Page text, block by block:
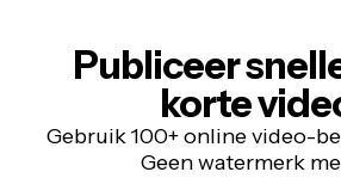
Publiceer
korte
Gebruik 100+ online video-
Geen watermerk